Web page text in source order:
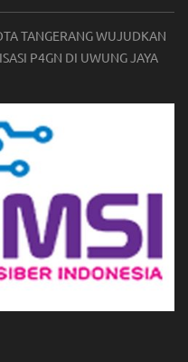
TANGERANG WUJUDKAN
P4GN DI UWUNG JAYA